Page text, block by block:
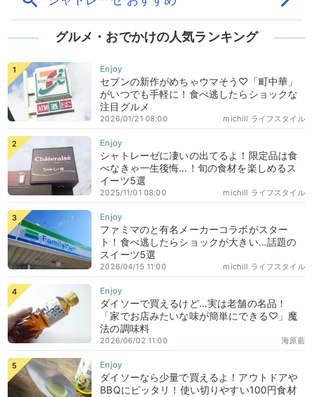
グルメ・おでかけの人気ランキング
セブンの新作がめちゃウマそう♡「町中華」
がいつでも手軽に！食べ逃したらショックな
注目グルメ
michill ライフスタイル
2026/01/21 08:00
シャトレーゼに凄いの出てるよ！限定品は食
べなきゃ一生後悔…！旬の食材を楽しめるス
イーツ5選
michill ライフスタイル
2025/11/01 08:00
ファミマのと有名メーカーコラボがスター
ト！食べ逃したらショックが大きい…話題の
スイーツ5選
michill ライフスタイル
2026/04/15 11:00
ダイソーで買えるけど…実は老舗の名品！
「家でお店みたいな味が簡単にできる♡」魔
法の調味料
海原藍
2026/06/02 11:00
ダイソーなら少量で買えるよ！アウトドアや
BBQにピッタリ！使い切りやすい100円食材